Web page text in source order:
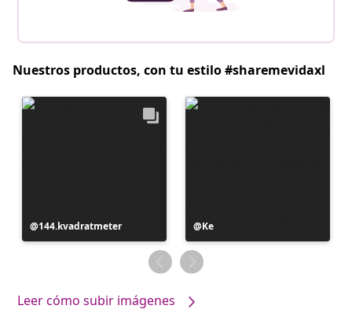
Nuestros productos, con tu estilo #sharemevidaxl
Publicación
realizada
144.kvadratmeter
Publicación
realizada
por
Ke
Leer cómo subir imágenes